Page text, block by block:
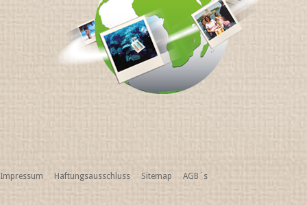
Impressum Haftungsausschluss Sitemap AGB´s